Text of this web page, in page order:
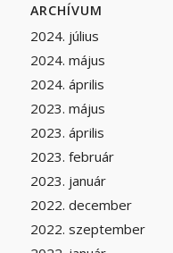
ARCHÍVUM
2024. július
2024. május
2024. április
2023. május
2023. április
2023. február
2023. január
2022. december
2022. szeptember